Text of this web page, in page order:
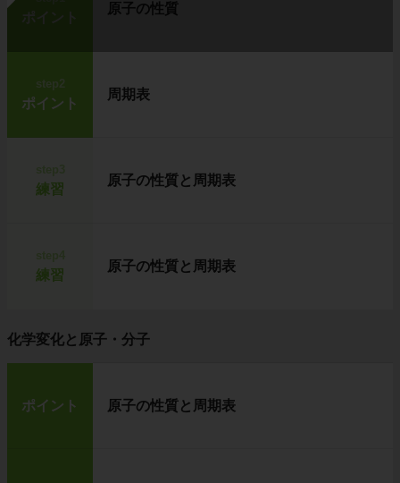
ポイント
原子の性質
step2
ポイント
周期表
練習
原子の性質と周期表
練習
原子の性質と周期表
化学変化と原子・分子
ポイント 原子の性質と周期表